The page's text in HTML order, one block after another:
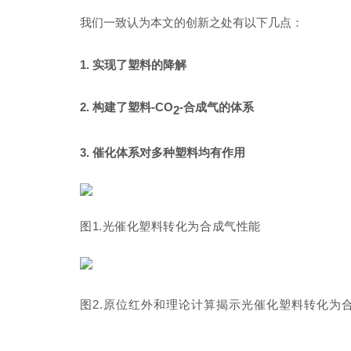
我们一致认为本文的创新之处有以下几点：
1. 实现了塑料的降解
2. 构建了塑料-CO2-合成气的体系
3. 催化体系对多种塑料均有作用
图1.光催化塑料转化为合成气性能
图2. 原位红外和理论计算揭示光催化塑料转化为